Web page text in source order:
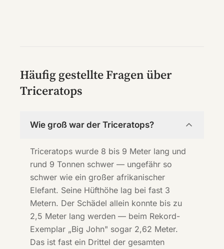
Häufig gestellte Fragen über
Triceratops
Wie groß war der Triceratops?
Triceratops wurde 8 bis 9 Meter lang und
rund 9 Tonnen schwer — ungefähr so
schwer wie ein großer afrikanischer
Elefant. Seine Hüfthöhe lag bei fast 3
Metern. Der Schädel allein konnte bis zu
2,5 Meter lang werden — beim Rekord-
Exemplar „Big John" sogar 2,62 Meter.
Das ist fast ein Drittel der gesamten